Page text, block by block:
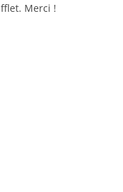
Merci !